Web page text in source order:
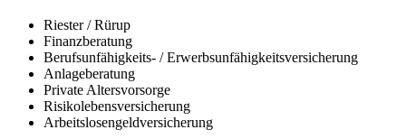
Riester / Rürup
Finanzberatung
Berufsunfähigkeits- / Erwerbsunfähigkeitsversicherung
Anlageberatung
Private Altersvorsorge
Risikolebensversicherung
Arbeitslosengeldversicherung